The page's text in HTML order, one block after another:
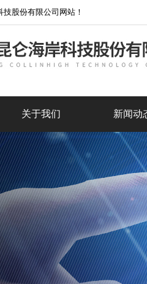
股份有限公司网站！
关于我们 新闻动